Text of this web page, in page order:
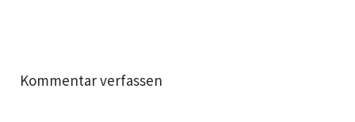
Kommentar verfassen